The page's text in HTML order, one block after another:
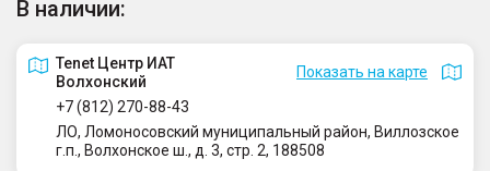
В наличии:
Tenet Центр ИАТ
Волхонский
Показать на карте
+7 (812) 270-88-43
ЛО, Ломоносовский муниципальный район, Виллозское
г.п., Волхонское ш., д. 3, стр. 2, 188508